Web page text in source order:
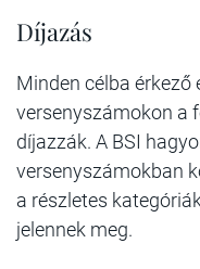
Díjazás
Minden célba érkező
versenyszámokon a
díjazzák. A BSI
versenyszámokban
a részletes
jelennek meg.